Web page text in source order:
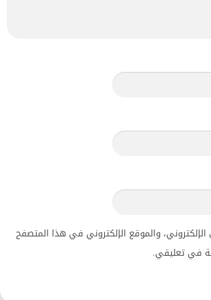
والموقع الإلكتروني في هذا المتصفح
في تعليقي.